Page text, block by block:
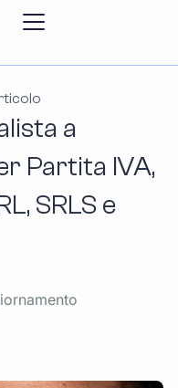
a
Partita IVA,
SRLS e